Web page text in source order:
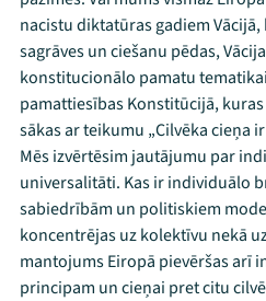
nacistu diktatūras gadiem Vācijā,
sagrāves un ciešanu pēdas,
konstitucionālo pamatu
pamattiesības Konstitūcijā,
sākas ar teikumu „Cilvēka cieņa
Mēs izvērtēsim jautājumu par
universalitāti. Kas ir individuālo
sabiedrībām un politiskiem
koncentrējas uz kolektīvu nekā
mantojums Eiropā pievēršas arī
principam un cieņai pret citu